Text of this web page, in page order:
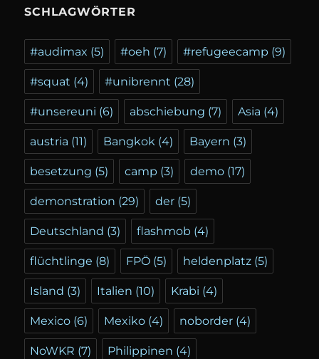
SCHLAGWÖRTER
#audimax (5) #oeh (7) #refugeecamp (9)
#squat (4) #unibrennt (28)
#unsereuni (6) abschiebung (7) Asia (4)
austria (11) Bangkok (4) Bayern (3)
besetzung (5) camp (3) demo (17)
demonstration (29) der (5)
Deutschland (3) flashmob (4)
flüchtlinge (8) FPÖ (5) heldenplatz (5)
Island (3) Italien (10) Krabi (4)
Mexico (6) Mexiko (4) noborder (4)
NoWKR (7) Philippinen (4)